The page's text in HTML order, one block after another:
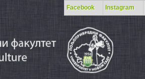
Facebook Instagram